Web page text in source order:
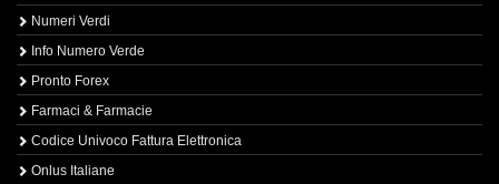
Numeri Verdi
Info Numero Verde
Pronto Forex
Farmaci & Farmacie
Codice Univoco Fattura Elettronica
Onlus Italiane